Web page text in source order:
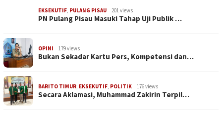
EKSEKUTIF PULANG PISAU 201 views
PN Pulang Pisau Masuki Tahap Uji Publik …
OPINI 179 views
Bukan Sekadar Kartu Pers, Kompetensi dan…
BARITO TIMUR EKSEKUTIF POLITIK 176 views
Secara Aklamasi, Muhammad Zakirin Terpil…